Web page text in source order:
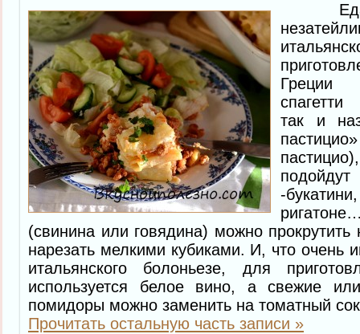
Еда
Греции
спагетти
так и
-
(свинина или говядина) можно
нарезать мелкими кубиками. И, что очень
итальянского болоньезе, для
используется белое вино, а свежие
помидоры можно заменить на томатный
Прочитать остальную часть записи »